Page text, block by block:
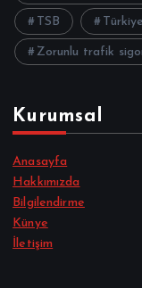
TSB
Zorunlu trafik
Kurumsal
Anasayfa
Hakkımızda
Bilgilendirme
Künye
İletişim